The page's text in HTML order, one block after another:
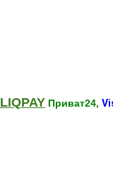
LIQPAY Приват24,